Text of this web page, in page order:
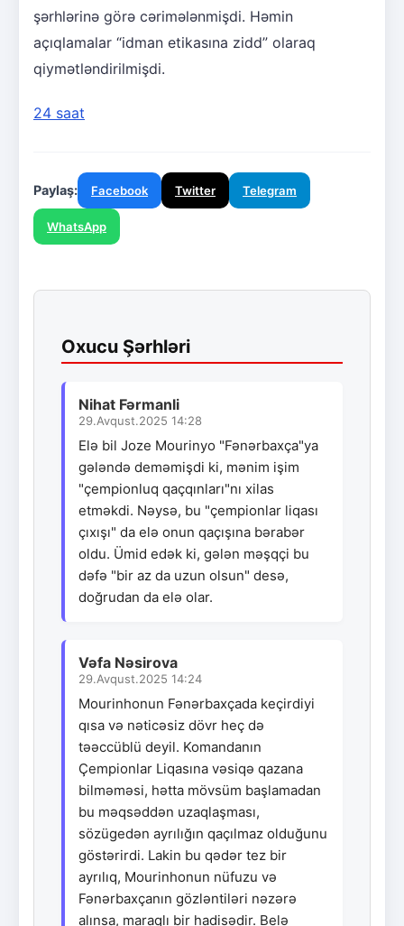
şərhlərinə görə cərimələnmişdi. Həmin
açıqlamalar “idman etikasına zidd” olaraq
qiymətləndirilmişdi.
24 saat
Paylaş: Facebook Twitter Telegram
WhatsApp
Oxucu Şərhləri
Nihat Fərmanli
29.Avqust.2025 14:28
Elə bil Joze Mourinyo "Fənərbaxça"ya
gələndə deməmişdi ki, mənim işim
"çempionluq qaçqınları"nı xilas
etməkdi. Nəysə, bu "çempionlar liqası
çıxışı" da elə onun qaçışına bərabər
oldu. Ümid edək ki, gələn məşqçi bu
dəfə "bir az da uzun olsun" desə,
doğrudan da elə olar.
Vəfa Nəsirova
29.Avqust.2025 14:24
Mourinhonun Fənərbaxçada keçirdiyi
qısa və nəticəsiz dövr heç də
təəccüblü deyil. Komandanın
Çempionlar Liqasına vəsiqə qazana
bilməməsi, hətta mövsüm başlamadan
bu məqsəddən uzaqlaşması,
sözügedən ayrılığın qaçılmaz olduğunu
göstərirdi. Lakin bu qədər tez bir
ayrılıq, Mourinhonun nüfuzu və
Fənərbaxçanın gözləntiləri nəzərə
alınsa, maraqlı bir hadisədir. Belə